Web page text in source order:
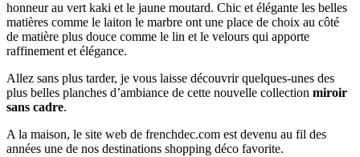
honneur au vert kaki et le jaune moutard. Chic et élégante les belles
matières comme le laiton le marbre ont une place de choix au côté
de matière plus douce comme le lin et le velours qui apporte
raffinement et élégance.
Allez sans plus tarder, je vous laisse découvrir quelques-unes des
plus belles planches d’ambiance de cette nouvelle collection miroir
sans cadre.
A la maison, le site web de frenchdec.com est devenu au fil des
années une de nos destinations shopping déco favorite.